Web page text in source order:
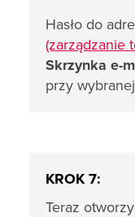
Hasło do
(zarządzanie
Skrzynka e-
przy
KROK 7:
Teraz